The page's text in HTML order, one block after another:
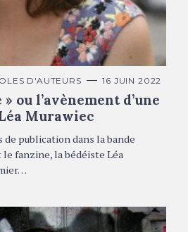
D'AUTEURS 16 JUIN 2022
ou l’avènement d’une
Murawiec
publication dans la bande
fanzine, la bédéiste Léa